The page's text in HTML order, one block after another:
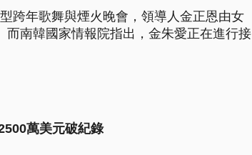
跨年歌舞與煙火晚會，領導人金正恩由女
南韓國家情報院指出，金朱愛正在進行接
萬美元破紀錄